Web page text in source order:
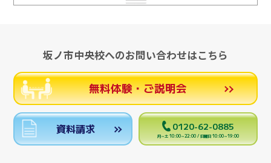
坂ノ市中央校へのお問い合わせはこちら
無料体験・ご説明会
資料請求 0120-62-0885
月～土 10:00～22:00 / 日曜日 10:00～19:00